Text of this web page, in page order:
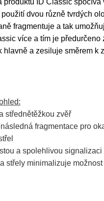
produktu ID Classic spočívá
dvou různě tvrdých
fragmentuje a tak
více a tím je
hlavně a zesiluje směrem k
střednětěžkou zvěř
fragmentace pro
a spolehlivou signalizaci
střely minimalizuje
určeny pouze odborné
střelivo.